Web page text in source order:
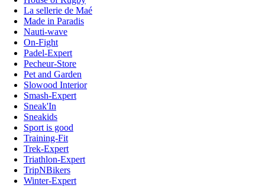
La sellerie de Maé
Made in Paradis
Nauti-wave
On-Fight
Padel-Expert
Pecheur-Store
Pet and Garden
Slowood Interior
Smash-Expert
Sneak'In
Sneakids
Sport is good
Training-Fit
Trek-Expert
Triathlon-Expert
TripNBikers
Winter-Expert